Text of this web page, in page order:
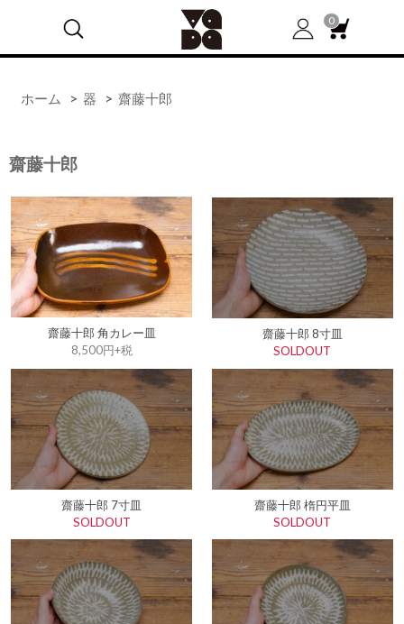
0
ホーム > 器 > 齋藤十郎
齋藤十郎
齋藤十郎 角カレー皿
8,500円+税
齋藤十郎 8寸皿
SOLDOUT
齋藤十郎 7寸皿
SOLDOUT
齋藤十郎 楕円平皿
SOLDOUT